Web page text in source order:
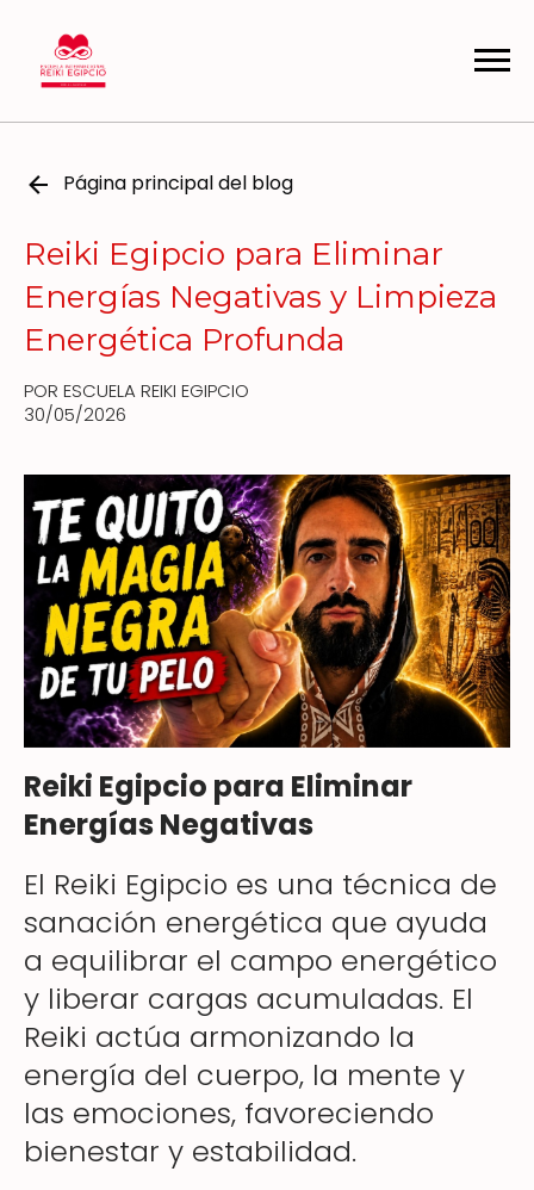
Página principal del blog
Reiki Egipcio para Eliminar
Energías Negativas y Limpieza
Energética Profunda
POR ESCUELA REIKI EGIPCIO
30/05/2026
Reiki Egipcio para Eliminar
Energías Negativas
El Reiki Egipcio es una técnica de
sanación energética que ayuda
a equilibrar el campo energético
y liberar cargas acumuladas. El
Reiki actúa armonizando la
energía del cuerpo, la mente y
las emociones, favoreciendo
bienestar y estabilidad.